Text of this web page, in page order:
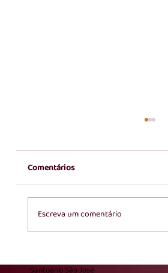
Posse Canônica do Pe.
Comentários
Escreva um comentário
Santuário São José